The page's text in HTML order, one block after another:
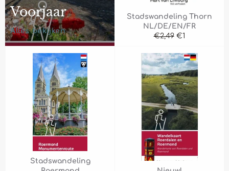
Voorjaar
Alles bekijken
Stadswandeling Thorn
NL/DE/EN/FR
Normale
€2,49 €1
Stadswandeling